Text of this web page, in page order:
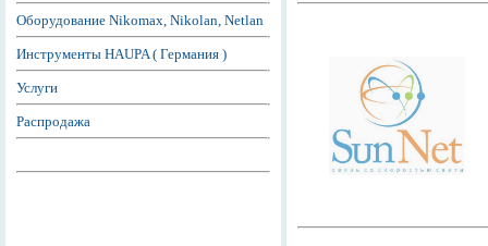
Оборудование Nikomax, Nikolan, Netlan
Инструменты HAUPA ( Германия )
Услуги
Распродажа